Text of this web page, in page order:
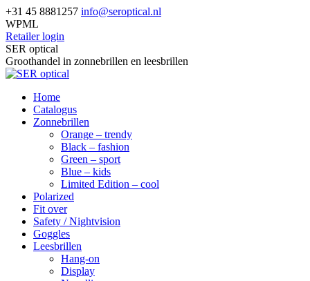
Skip
to
content
+31 45 8881257 info@seroptical.nl
WPML
Retailer login
Facebook
page
opens
new
window
SER optical
Groothandel in zonnebrillen en leesbrillen
Home
Catalogus
Zonnebrillen
Orange – trendy
Black – fashion
Green – sport
Blue – kids
Limited Edition – cool
Polarized
Fit over
Safety / Nightvision
Goggles
Leesbrillen
Hang-on
Display